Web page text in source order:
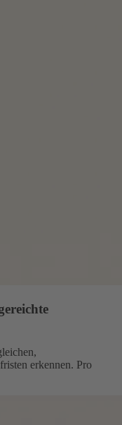
erkennen. Pro